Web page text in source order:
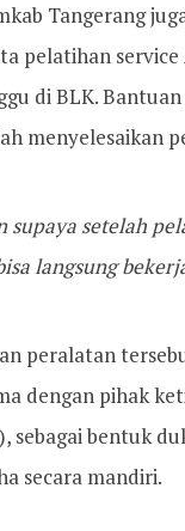
Tangerang
pelatihan
di BLK.
menyelesaikan
supaya setelah
langsung
peralatan
dengan pihak
sebagai bentuk
secara mandiri.